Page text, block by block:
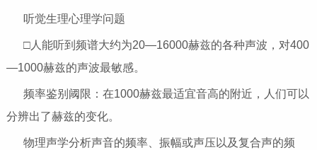
听觉生理心理学问题
□人能听到频谱大约为20—16000赫兹的各种声波，对400
—1000赫兹的声波最敏感。
频率鉴别阈限：在1000赫兹最适宜音高的附近，人们可以
分辨出了赫兹的变化。
物理声学分析声音的频率、振幅或声压以及复合声的频